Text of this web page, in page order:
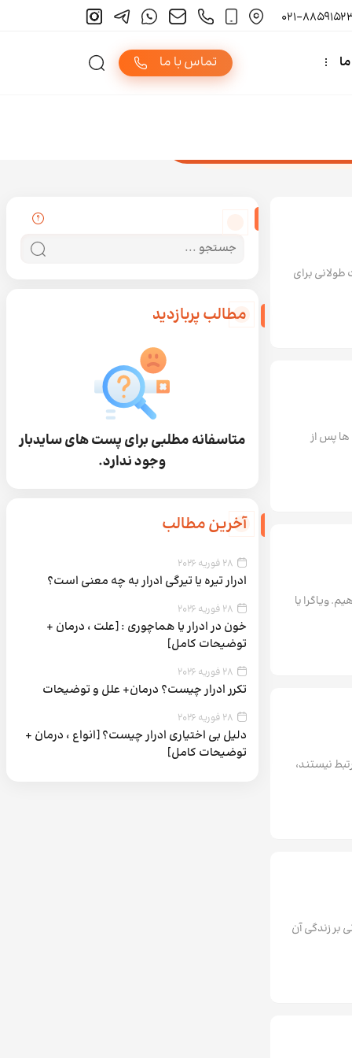
تماس با ما
برای
پس از
ویاگرا یا
نیستند،
بر زندگی آن
جستجو در سایت
مطالب پربازدید
متاسفانه مطلبی برای پست های سایدبار
وجود ندارد.
آخرین مطالب
28 فوریه 2026
ادرار تیره یا تیرگی ادرار به چه معنی است؟
28 فوریه 2026
خون در ادرار یا هماچوری : [علت ، درمان +
توضیحات کامل]
28 فوریه 2026
تکرر ادرار چیست؟ درمان+ علل و توضیحات
28 فوریه 2026
دلیل بی اختیاری ادرار چیست؟ [انواع ، درمان +
توضیحات کامل]